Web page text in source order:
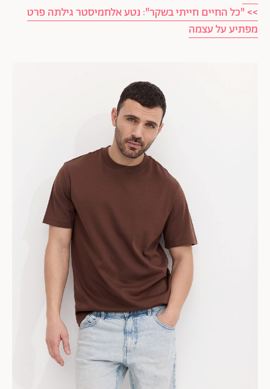
>> "כל החיים חייתי בשקר": נטע אלחמיסטר גילתה פרט
מפתיע על עצמה